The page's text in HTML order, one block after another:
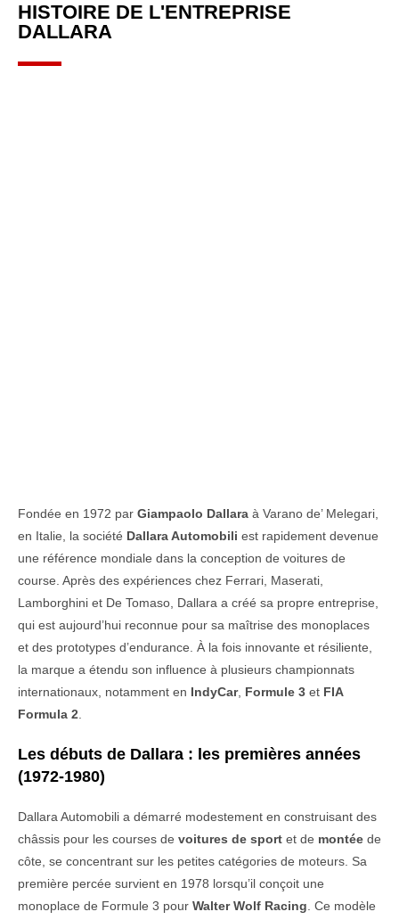
HISTOIRE DE L'ENTREPRISE
DALLARA
Fondée en 1972 par Giampaolo Dallara à Varano de’ Melegari,
en Italie, la société Dallara Automobili est rapidement devenue
une référence mondiale dans la conception de voitures de
course. Après des expériences chez Ferrari, Maserati,
Lamborghini et De Tomaso, Dallara a créé sa propre entreprise,
qui est aujourd’hui reconnue pour sa maîtrise des monoplaces
et des prototypes d’endurance. À la fois innovante et résiliente,
la marque a étendu son influence à plusieurs championnats
internationaux, notamment en IndyCar, Formule 3 et FIA
Formula 2.
Les débuts de Dallara : les premières années
(1972-1980)
Dallara Automobili a démarré modestement en construisant des
châssis pour les courses de voitures de sport et de montée de
côte, se concentrant sur les petites catégories de moteurs. Sa
première percée survient en 1978 lorsqu’il conçoit une
monoplace de Formule 3 pour Walter Wolf Racing. Ce modèle